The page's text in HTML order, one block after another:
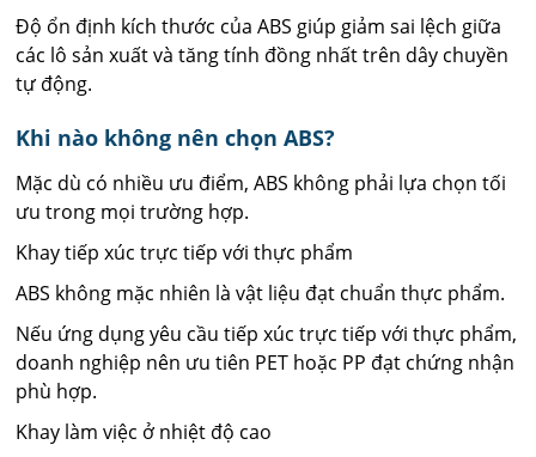
Độ ổn định kích thước của ABS giúp giảm sai lệch giữa
các lô sản xuất và tăng tính đồng nhất trên dây chuyền
tự động.
Khi nào không nên chọn ABS?
Mặc dù có nhiều ưu điểm, ABS không phải lựa chọn tối
ưu trong mọi trường hợp.
Khay tiếp xúc trực tiếp với thực phẩm
ABS không mặc nhiên là vật liệu đạt chuẩn thực phẩm.
Nếu ứng dụng yêu cầu tiếp xúc trực tiếp với thực phẩm,
doanh nghiệp nên ưu tiên PET hoặc PP đạt chứng nhận
phù hợp.
Khay làm việc ở nhiệt độ cao